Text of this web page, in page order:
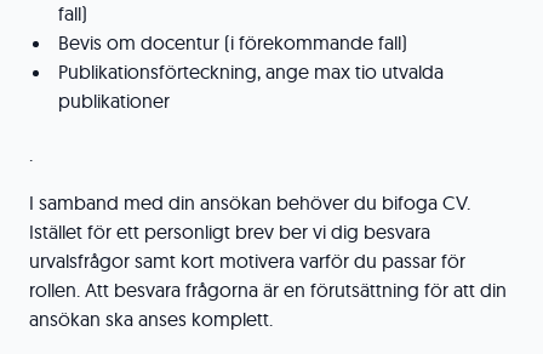
fall)
Bevis om docentur (i förekommande fall)
Publikationsförteckning, ange max tio utvalda
publikationer
.
I samband med din ansökan behöver du bifoga CV.
Istället för ett personligt brev ber vi dig besvara
urvalsfrågor samt kort motivera varför du passar för
rollen. Att besvara frågorna är en förutsättning för att din
ansökan ska anses komplett.